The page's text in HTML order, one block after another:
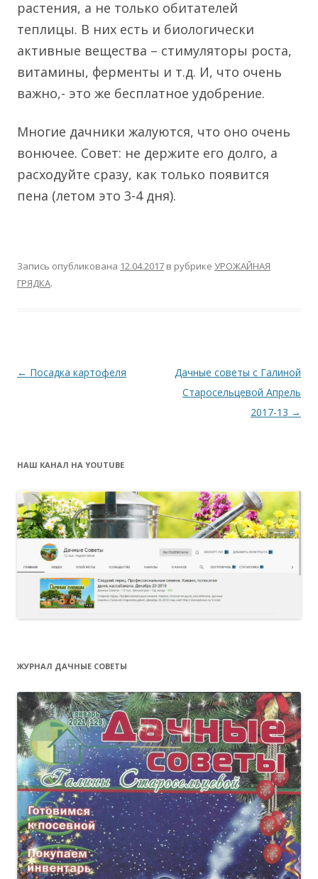
растения, а не только обитателей
теплицы. В них есть и биологически
активные вещества – стимуляторы роста,
витамины, ферменты и т.д. И, что очень
важно,- это же бесплатное удобрение.
Многие дачники жалуются, что оно очень
вонючее. Совет: не держите его долго, а
расходуйте сразу, как только появится
пена (летом это 3-4 дня).
Запись опубликована 12.04.2017 в рубрике УРОЖАЙНАЯ
ГРЯДКА.
Навигация
← Посадка картофеля
Дачные советы с Галиной
Старосельцевой Апрель
2017-13 →
НАШ КАНАЛ НА YOUTUBE
ЖУРНАЛ ДАЧНЫЕ СОВЕТЫ